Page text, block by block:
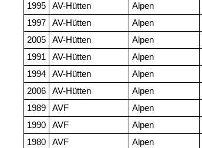
1995
AV-Hütten Alpen
1997
AV-Hütten Alpen
2005
AV-Hütten Alpen
1991
AV-Hütten Alpen
1994
AV-Hütten Alpen
2006
AV-Hütten Alpen
1989
AVF Alpen
1990
AVF Alpen
1980
AVF Alpen